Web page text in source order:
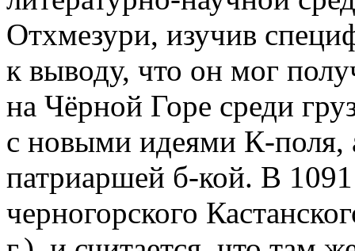
Отхмезури, изучив
к выводу, что он мог
на Чёрной Горе среди
с новыми идеями К-поля,
патриаршей б-кой. В
черногорского